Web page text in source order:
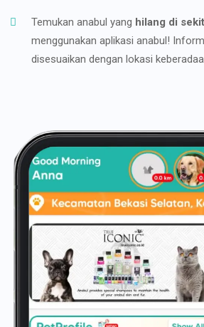
Temukan anabul yang hilang di
menggunakan aplikasi anabul!
disesuaikan dengan lokasi